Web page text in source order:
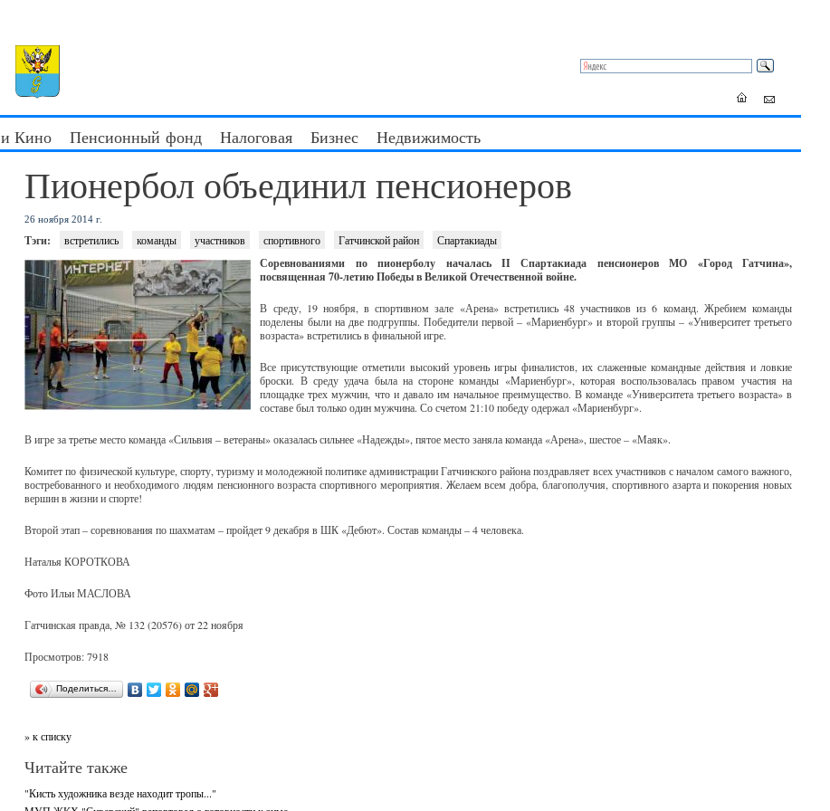
и Кино Пенсионный фонд Налоговая Бизнес Недвижимость
Пионербол объединил пенсионеров
26 ноября 2014 г.
Тэги: встретились команды участников спортивного Гатчинской район Спартакиады
Соревнованиями по пионерболу началась II Спартакиада пенсионеров МО «Город Гатчина»,
посвященная 70-летию Победы в Великой Отечественной войне.
В среду, 19 ноября, в спортивном зале «Арена» встретились 48 участников из 6 команд. Жребием команды
поделены были на две подгруппы. Победители первой – «Мариенбург» и второй группы – «Университет третьего
возраста» встретились в финальной игре.
Все присутствующие отметили высокий уровень игры финалистов, их слаженные командные действия и ловкие
броски. В среду удача была на стороне команды «Мариенбург», которая воспользовалась правом участия на
площадке трех мужчин, что и давало им начальное преимущество. В команде «Университета третьего возраста» в
составе был только один мужчина. Со счетом 21:10 победу одержал «Мариенбург».
В игре за третье место команда «Сильвия – ветераны» оказалась сильнее «Надежды», пятое место заняла команда «Арена», шестое – «Маяк».
Комитет по физической культуре, спорту, туризму и молодежной политике администрации Гатчинского района поздравляет всех участников с началом самого важного,
востребованного и необходимого людям пенсионного возраста спортивного мероприятия. Желаем всем добра, благополучия, спортивного азарта и покорения новых
вершин в жизни и спорте!
Второй этап – соревнования по шахматам – пройдет 9 декабря в ШК «Дебют». Состав команды – 4 человека.
Наталья КОРОТКОВА
Фото Ильи МАСЛОВА
Гатчинская правда, № 132 (20576) от 22 ноября
Просмотров: 7918
Поделиться…
» к списку
Читайте также
"Кисть художника везде находит тропы..."